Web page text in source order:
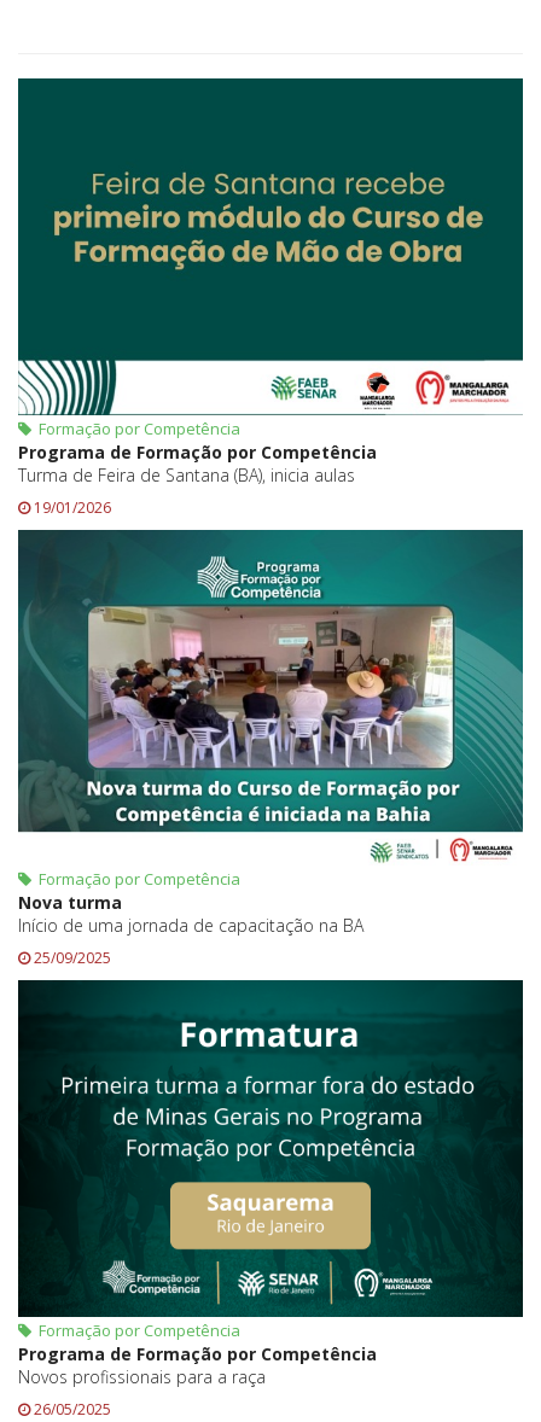
Formação por Competência
Programa de Formação por Competência
Turma de Feira de Santana (BA), inicia aulas
19/01/2026
Formação por Competência
Nova turma
Início de uma jornada de capacitação na BA
25/09/2025
Formação por Competência
Programa de Formação por Competência
Novos profissionais para a raça
26/05/2025